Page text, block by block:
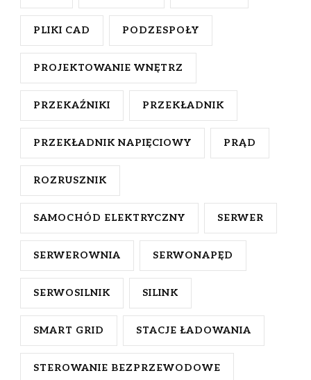
PLIKI CAD PODZESPOŁY
PROJEKTOWANIE WNĘTRZ
PRZEKAŹNIKI PRZEKŁADNIK
PRZEKŁADNIK NAPIĘCIOWY PRĄD
ROZRUSZNIK
SAMOCHÓD ELEKTRYCZNY SERWER
SERWEROWNIA SERWONAPĘD
SERWOSILNIK SILINK
SMART GRID STACJE ŁADOWANIA
STEROWANIE BEZPRZEWODOWE